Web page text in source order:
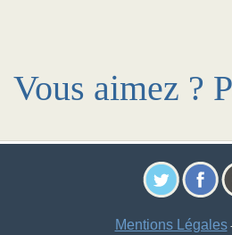
Vous aimez ?
Mentions Légales